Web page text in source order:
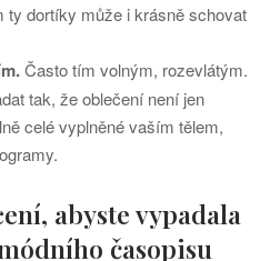
ty dortíky může i krásně schovat
Často tím volným, rozevlátým.
tak, že oblečení není jen
celé vyplněné vaším tělem,
abyste vypadala
časopisu